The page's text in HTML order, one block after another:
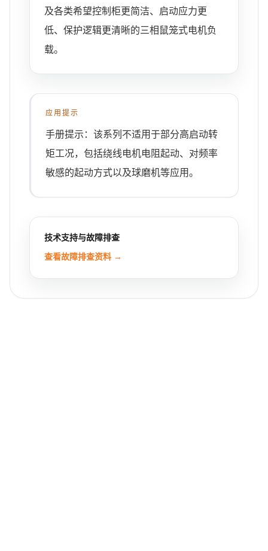
及各类希望控制柜更简洁、启动应力更
低、保护逻辑更清晰的三相鼠笼式电机负
载。
应用提示
手册提示：该系列不适用于部分高启动转
矩工况，包括绕线电机电阻起动、对频率
敏感的起动方式以及球磨机等应用。
技术支持与故障排查
查看故障排查资料 →